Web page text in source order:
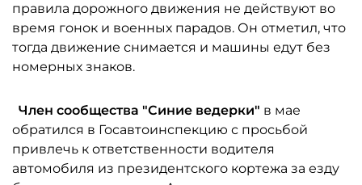
правила дорожного движения не действуют во
время гонок и военных парадов. Он отметил, что
тогда движение снимается и машины едут без
номерных знаков.
Член сообщества "Синие ведерки" в мае
обратился в Госавтоинспекцию с просьбой
привлечь к ответственности водителя
автомобиля из президентского кортежа за езду